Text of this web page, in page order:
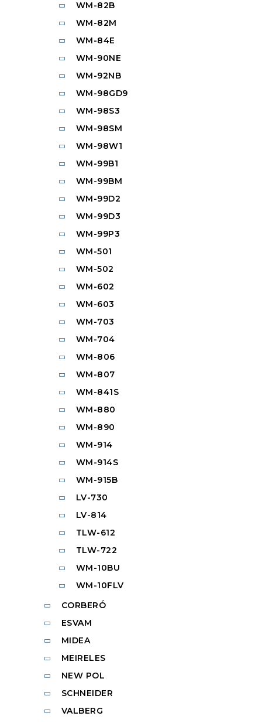
WM-82B
WM-82M
WM-84E
WM-90NE
WM-92NB
WM-98GD9
WM-98S3
WM-98SM
WM-98W1
WM-99B1
WM-99BM
WM-99D2
WM-99D3
WM-99P3
WM-501
WM-502
WM-602
WM-603
WM-703
WM-704
WM-806
WM-807
WM-841S
WM-880
WM-890
WM-914
WM-914S
WM-915B
LV-730
LV-814
TLW-612
TLW-722
WM-10BU
WM-10FLV
CORBERÓ
ESVAM
MIDEA
MEIRELES
NEW POL
SCHNEIDER
VALBERG